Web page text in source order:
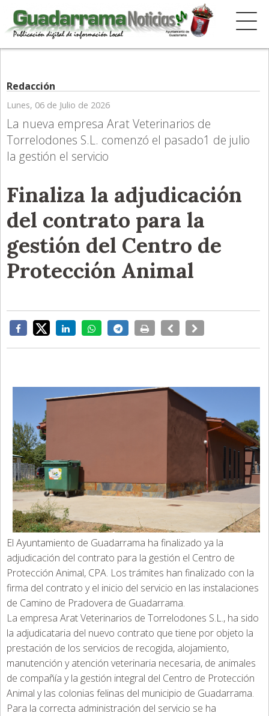
Redacción
Lunes, 06 de Julio de 2026
La nueva empresa Arat Veterinarios de
Torrelodones S.L. comenzó el pasado1 de julio
la gestión el servicio
Finaliza la adjudicación
del contrato para la
gestión del Centro de
Protección Animal
El Ayuntamiento de Guadarrama ha finalizado ya la
adjudicación del contrato para la gestión el Centro de
Protección Animal, CPA. Los trámites han finalizado con la
firma del contrato y el inicio del servicio en las instalaciones
de Camino de Pradovera de Guadarrama.
La empresa Arat Veterinarios de Torrelodones S.L., ha sido
la adjudicataria del nuevo contrato que tiene por objeto la
prestación de los servicios de recogida, alojamiento,
manutención y atención veterinaria necesaria, de animales
de compañía y la gestión integral del Centro de Protección
Animal y las colonias felinas del municipio de Guadarrama.
Para la correcta administración del servicio se ha